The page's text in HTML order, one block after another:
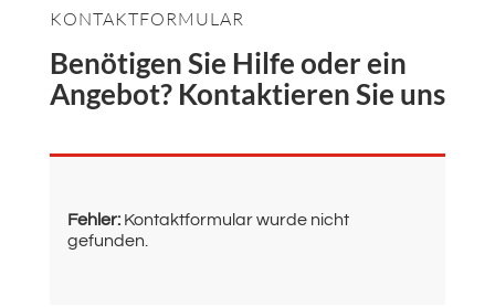
KONTAKTFORMULAR
Benötigen Sie Hilfe oder ein
Angebot? Kontaktieren Sie uns
Fehler:Kontaktformular wurde nicht
gefunden.